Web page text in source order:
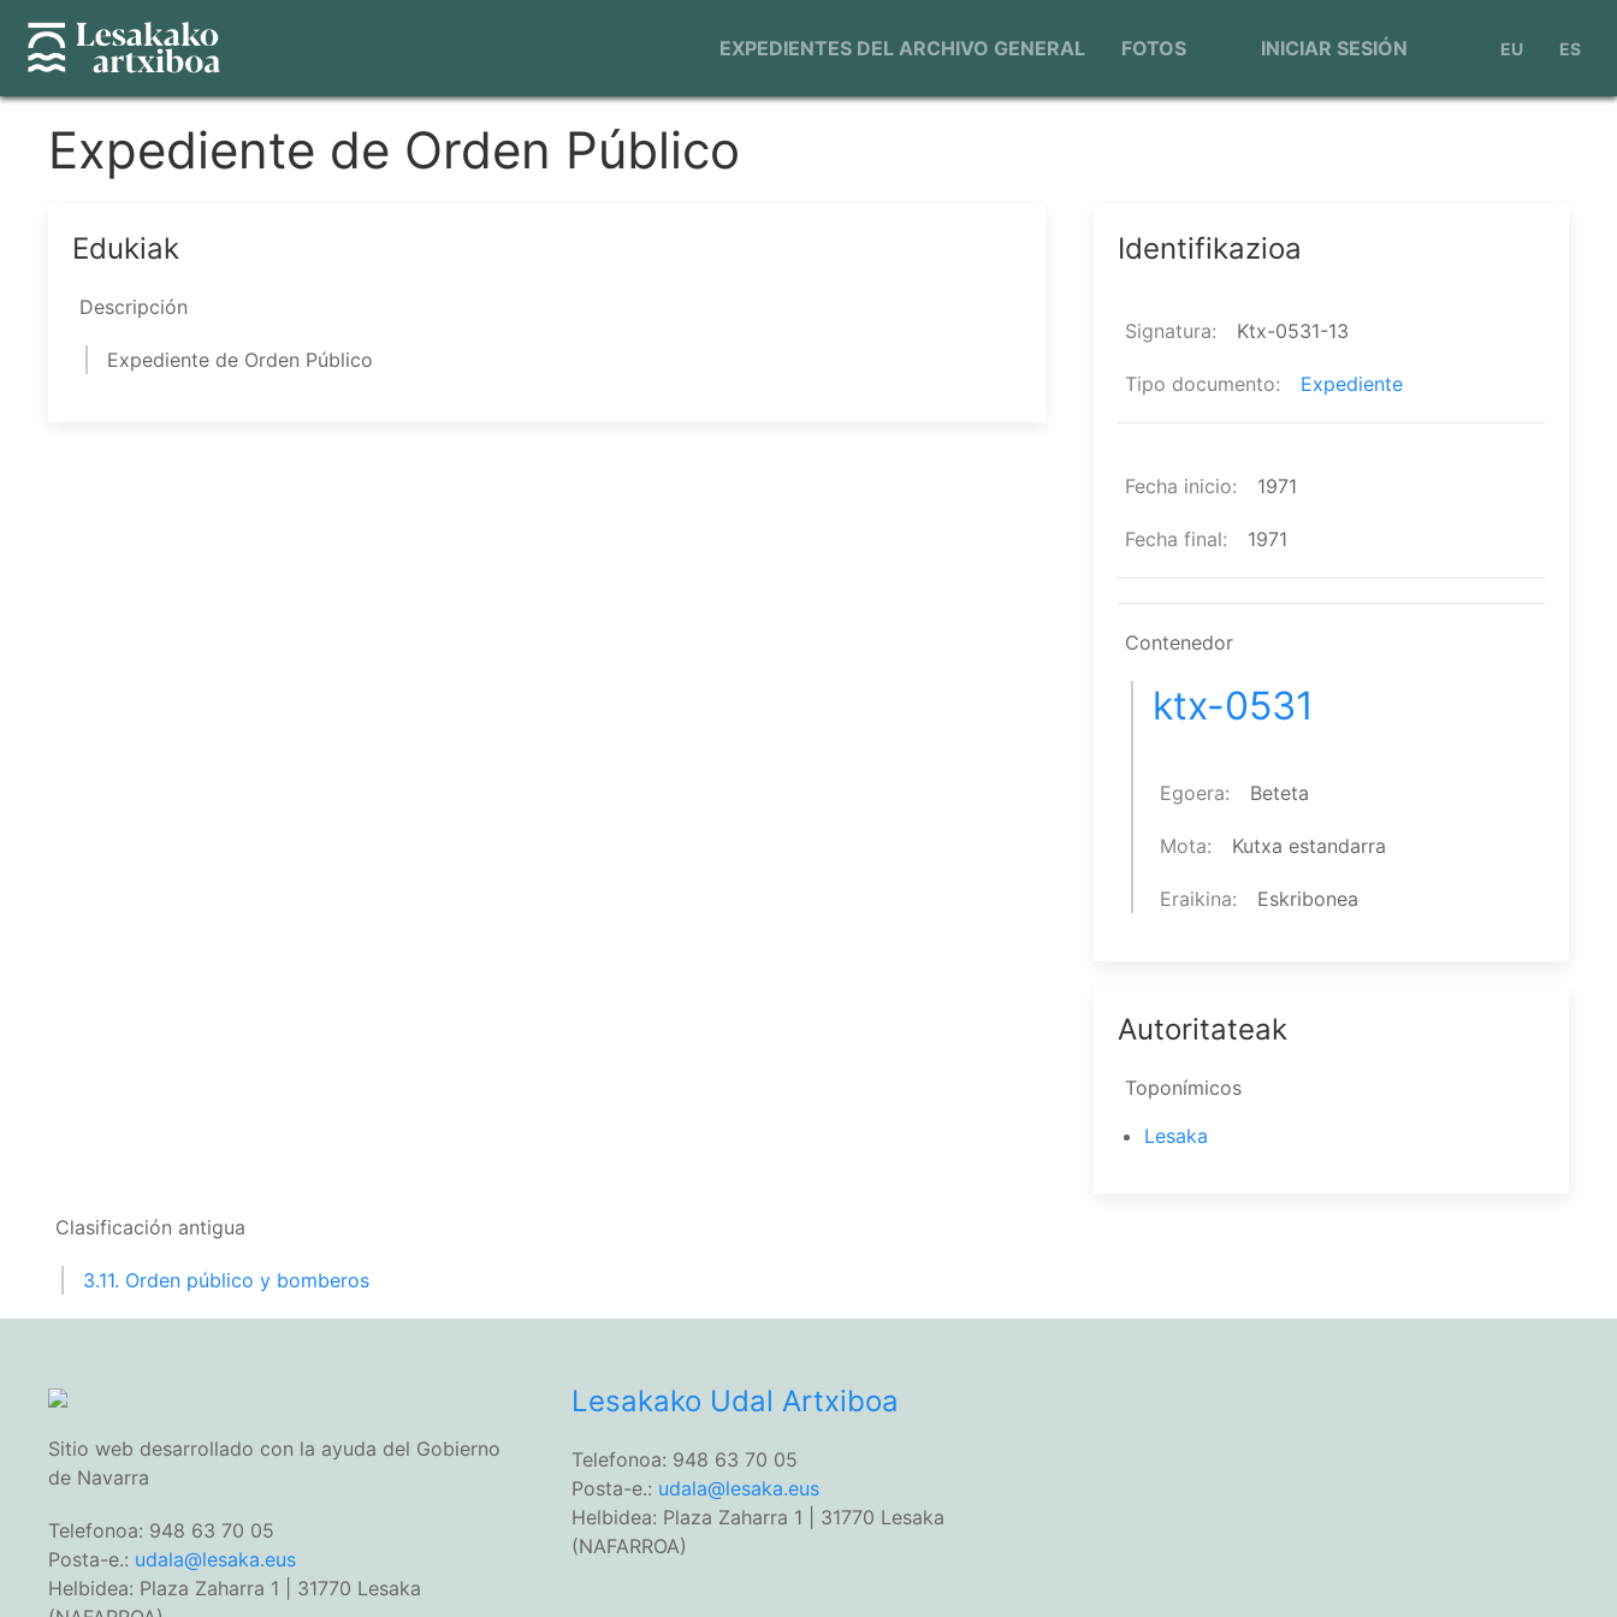
contenido
principal
EXPEDIENTES DEL ARCHIVO GENERAL FOTOS INICIAR SESIÓN EU ES
Expediente de Orden Público
Edukiak
Descripción
Expediente de Orden Público
Identifikazioa
Signatura Ktx-0531-13
Tipo documento Expediente
Fecha inicio 1971
Fecha final 1971
Contenedor
ktx-0531
Egoera Beteta
Mota Kutxa estandarra
Eraikina Eskribonea
Autoritateak
Toponímicos
Lesaka
Clasificación antigua
3.11. Orden público y bomberos
Sitio web desarrollado con la ayuda del Gobierno
de Navarra
Telefonoa: 948 63 70 05
Posta-e.: udala@lesaka.eus
Helbidea: Plaza Zaharra 1 | 31770 Lesaka
Lesakako Udal Artxiboa
Telefonoa: 948 63 70 05
Posta-e.: udala@lesaka.eus
Helbidea: Plaza Zaharra 1 | 31770 Lesaka
(NAFARROA)